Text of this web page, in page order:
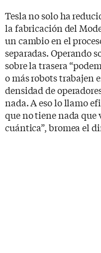
Tesla no solo ha
la fabricación del
un cambio en el
separadas. Operando
sobre la trasera
o más robots trabajen
densidad de
nada. A eso lo llamo
que no tiene nada que
cuántica”, bromea el